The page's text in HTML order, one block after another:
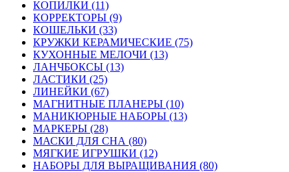
КОПИЛКИ (11)
КОРРЕКТОРЫ (9)
КОШЕЛЬКИ (33)
КРУЖКИ КЕРАМИЧЕСКИЕ (75)
КУХОННЫЕ МЕЛОЧИ (13)
ЛАНЧБОКСЫ (13)
ЛАСТИКИ (25)
ЛИНЕЙКИ (67)
МАГНИТНЫЕ ПЛАНЕРЫ (10)
МАНИКЮРНЫЕ НАБОРЫ (13)
МАРКЕРЫ (28)
МАСКИ ДЛЯ СНА (80)
МЯГКИЕ ИГРУШКИ (12)
НАБОРЫ ДЛЯ ВЫРАЩИВАНИЯ (80)